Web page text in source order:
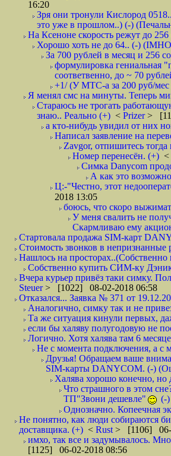
16:20
Зря они тронули Кислород
это уже в прошлом..) (-)
На Ксеноне скорость режут до
Хорошо хоть не до 64.. (-)
За 700 рублей в месяц и 256
формулировка гениальная
соответвенно, до ~ 70
+1/ (У МТС-а за 200 руб/
Я менял смс на минуты. Теперь
Стараюсь не трогать
знаю.. Реально (+) < Prizer>
а кто-нибудь увидил от них
Написал заявление на
Zavgor, отпишитесь
Номер перенесён. (+) <
Симка Danycom
А как это
Ц:-"Честно, этот
2018 13:05
боюсь, что скоро
У меня свалить не
Скармливаю ему
Стартовала продажа SIM-карт
Стоимость звонков в непризнанные
Нашлось на просторах..(Собственно
Собственно купить СИМ-ку
Вчера курьер привёз таки симку.
Steuer> [1022] 08-02-2018 06:58
Отказался... Заявка № 371 от
Аналогично, симку так и не
Та же ситуация кинули первых,
если бы халяву полугодовую не
Логично. Хотя халява там 6
Не с момента подключения, а с
Друзья! Обращаем ваше
SIM-карты DANYCOM. (-)
Халява хорошо конечно,
Что страшного в этом
ТП"Звони дешевле"
(-
Однозначно. Копеечная
Не понятно, как люди собираются
доставщика. (+) < Rust > [1106] 06-
имхо, так все и задумывалось.
[1125] 06-02-2018 08:56